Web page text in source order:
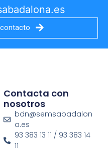
Contacta con
nosotros
bdn@semsabadalon
a.es
93 383 13 11 / 93 383 14
11